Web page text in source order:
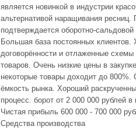
является новинкой в индустрии
альтернативой наращивания ресниц.
подтверждается оборотно-
Большая база постоянных клиентов.
договорённости и отлаженные
товаров. Очень низкие цены в
некоторые товары доходит до
ёмкость рынка. Хороший
процесс. борот от 2 000 000 рублей в
Чистая прибыль 600 000 - 700 000
Средства производства